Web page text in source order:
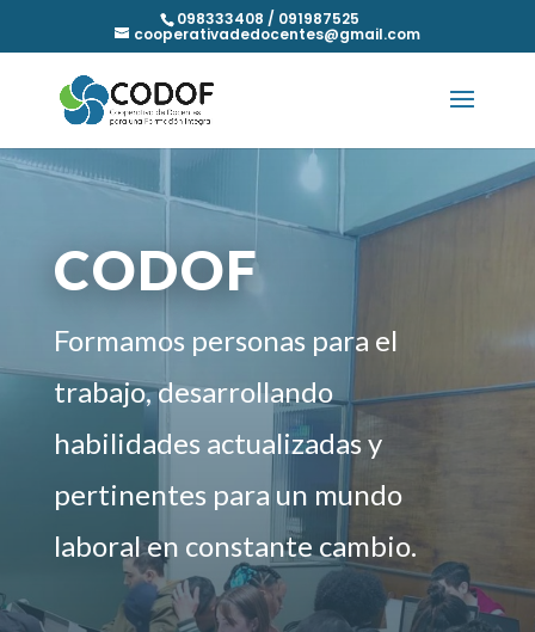
098333408 / 091987525
cooperativadedocentes@gmail.com
CODOF
Formamos personas para el
trabajo, desarrollando
habilidades actualizadas y
pertinentes para un mundo
laboral en constante cambio.